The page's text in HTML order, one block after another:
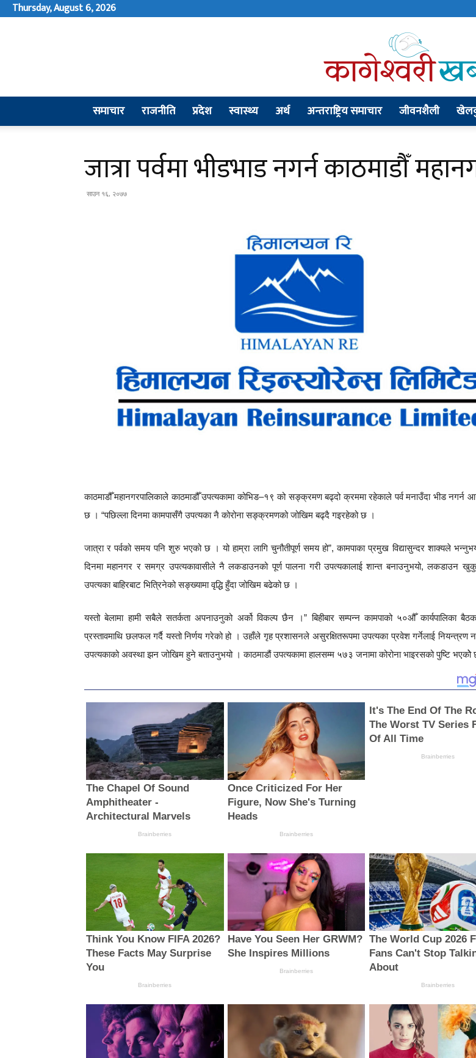
Thursday, August 6, 2026
समाचार राजनीति प्रदेश स्वास्थ्य अर्थ अन्तराष्ट्रिय समाचार जीवनशैली
जात्रा पर्वमा भीडभाड नगर्न काठमाडौँ
साउन १६, २०७७
काठमाडौँ महानगरपालिकाले काठमाडौँ उपत्यकामा कोभिड–१९ को सङ्क्रमण बढ्दो क्रममा रहेकाले पर्व मनाउँदा भीड नगर्न
छ । “पछिल्ला दिनमा कामपासँगै उपत्यका नै कोरोना सङ्क्रमणको जोखिम बढ्दै गइरहेको छ ।
जात्रा र पर्वको समय पनि शुरु भएको छ । यो हाम्रा लागि चुनौतीपूर्ण समय हो”, कामपाका प्रमुख विद्यासुन्दर शाक्यले
दिनमा महानगर र समग्र उपत्यकावासीले नै लकडाउनको पूर्ण पालना गरी उपत्यकालाई शान्त बनाउनुभयो, लकडाउन
उपत्यका बाहिरबाट भित्रिनेको सङ्ख्यामा वृद्धि हुँदा जोखिम बढेको छ ।
यस्तो बेलामा हामी सबैले सतर्कता अपनाउनुको अर्को विकल्प छैन ।” बिहीबार सम्पन्न कामपाको ५०औँ कार्यपालिका
प्रस्तावमाथि छलफल गर्दै यस्तो निर्णय गरेको हो । उहाँले गृह प्रशासनले असुरक्षितरूपमा उपत्यका प्रवेश गर्नेलाई नियन्त्रण
उपत्यकाको अवस्था झन जोखिम हुने बताउनुभयो । काठमाडौं उपत्यकामा हालसम्म ५७३ जनामा कोरोना भाइरसको पुष्टि भएकोे